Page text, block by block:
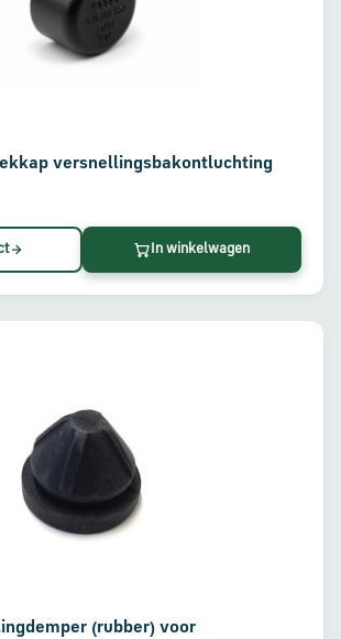
versnellingsbakontluchting
In winkelwagen
(rubber) voor